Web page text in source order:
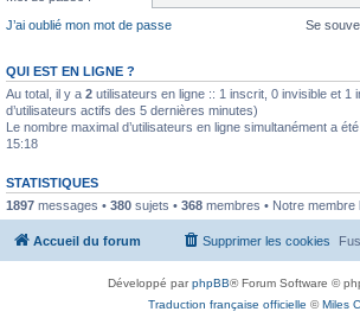
J’ai oublié mon mot de passe
Se
QUI EST EN LIGNE ?
Au total, il y a 2 utilisateurs en ligne :: 1 inscrit, 0 invisible et 1
d’utilisateurs actifs des 5 dernières minutes)
Le nombre maximal d’utilisateurs en ligne simultanément a
15:18
STATISTIQUES
1897 messages • 380 sujets • 368 membres • Notre
Accueil du forum Supprimer les cookies
Développé parphpBB® Forum Software ©
Traduction française officielle ©Miles